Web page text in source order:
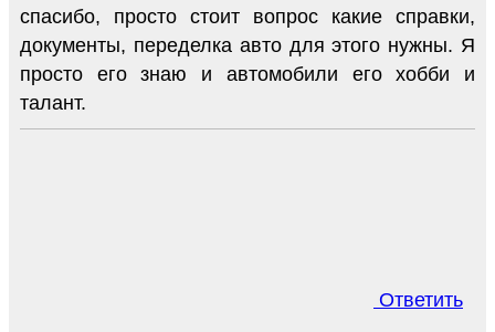
спасибо, просто стоит вопрос какие справки,
документы, переделка авто для этого нужны. Я
просто его знаю и автомобили его хобби и
талант.
Ответить